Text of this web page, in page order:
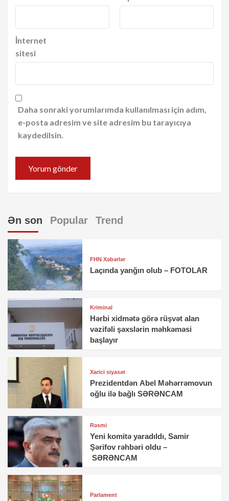
İnternet
sitesi
Daha sonraki yorumlarımda kullanılması için adım,
e-posta adresim ve site adresim bu tarayıcıya
kaydedilsin.
Ən son Popular Trend
FHN Xəbərlər
Laçında yanğın olub – FOTOLAR
Kriminal
Hərbi xidmətə görə rüşvət alan
vəzifəli şəxslərin məhkəməsi
başlayır
Xarici siyasət
Prezidentdən Abel Məhərrəmovun
oğlu ilə bağlı SƏRƏNCAM
Rəsmi
Yeni komitə yaradıldı, Samir
Şərifov rəhbəri oldu –
SƏRƏNCAM
Parlament